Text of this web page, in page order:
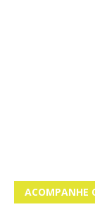
ACOMPANHE